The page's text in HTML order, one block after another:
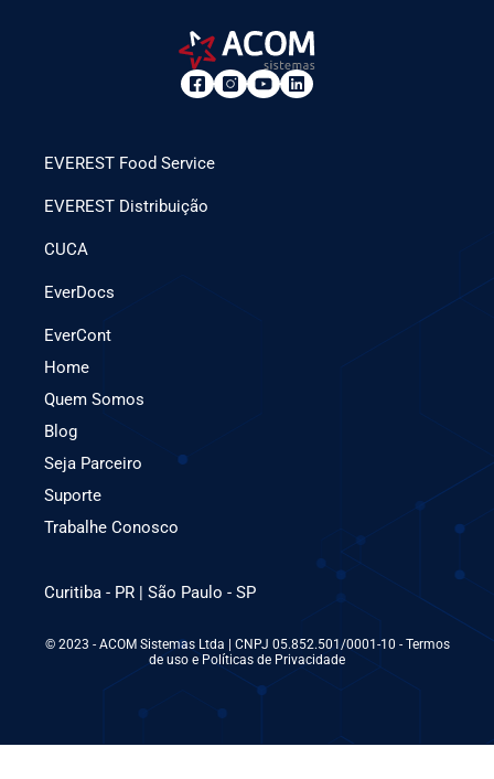
EVEREST Food Service
EVEREST Distribuição
CUCA
EverDocs
EverCont
Home
Quem Somos
Blog
Seja Parceiro
Suporte
Trabalhe Conosco
Curitiba - PR | São Paulo - SP
© 2023 - ACOM Sistemas Ltda | CNPJ 05.852.501/0001-10 - Termos
de uso e Políticas de Privacidade